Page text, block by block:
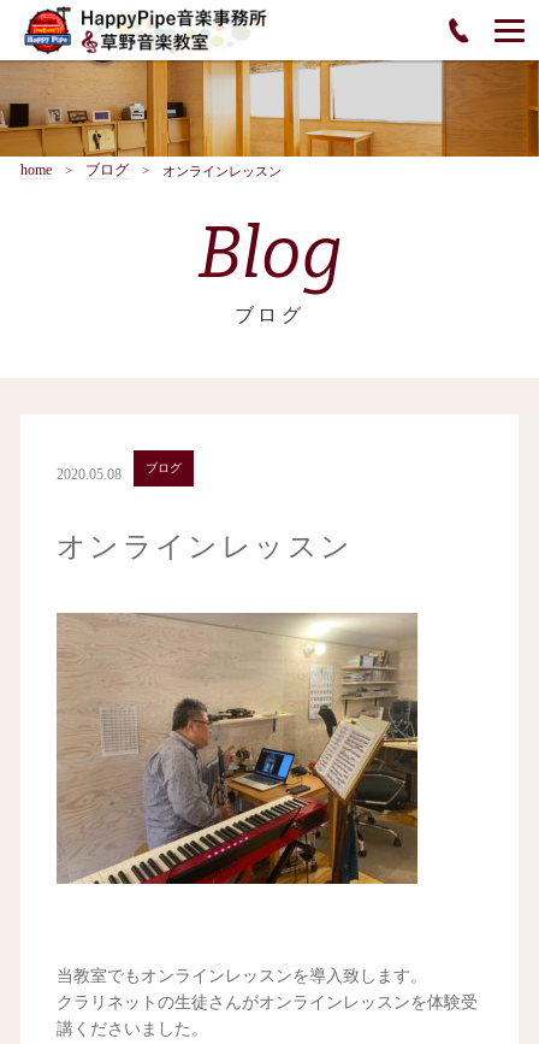
home ブログ オンラインレッスン
Blog
ブログ
2020.05.08 ブログ
オンラインレッスン
当教室でもオンラインレッスンを導入致します。
クラリネットの生徒さんがオンラインレッスンを体験受
講くださいました。